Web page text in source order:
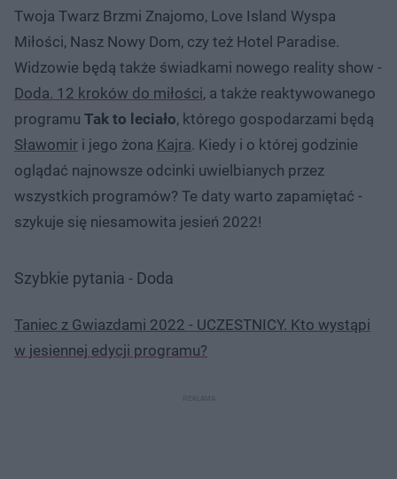
Twoja Twarz Brzmi Znajomo, Love Island Wyspa
Miłości, Nasz Nowy Dom, czy też Hotel Paradise.
Widzowie będą także świadkami nowego reality show -
Doda. 12 kroków do miłości, a także reaktywowanego
programu Tak to leciało, którego gospodarzami będą
Sławomir i jego żona Kajra. Kiedy i o której godzinie
oglądać najnowsze odcinki uwielbianych przez
wszystkich programów? Te daty warto zapamiętać -
szykuje się niesamowita jesień 2022!
Szybkie pytania - Doda
Taniec z Gwiazdami 2022 - UCZESTNICY. Kto wystąpi
w jesiennej edycji programu?